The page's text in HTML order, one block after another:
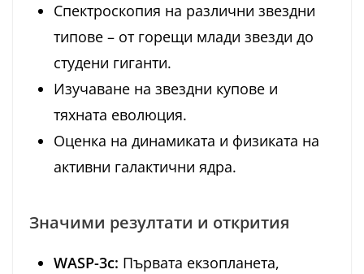
Спектроскопия на различни звездни
типове – от горещи млади звезди до
студени гиганти.
Изучаване на звездни купове и
тяхната еволюция.
Оценка на динамиката и физиката на
активни галактични ядра.
Значими резултати и открития
WASP-3c: Първата екзопланета,